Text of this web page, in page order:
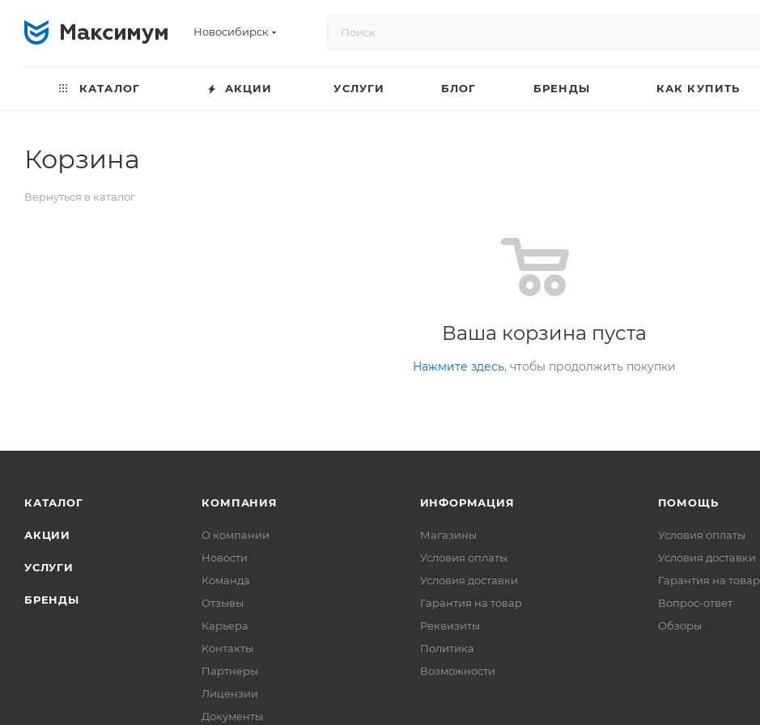
Новосибирск
КАТАЛОГ АКЦИИ УСЛУГИ БЛОГ БРЕНДЫ КАК КУПИТЬ
Корзина
Вернуться в каталог
Ваша корзина пуста
Нажмите здесь, чтобы продолжить покупки
КАТАЛОГ
АКЦИИ
УСЛУГИ
БРЕНДЫ
КОМПАНИЯ
О компании
Новости
Команда
Отзывы
Карьера
Контакты
Партнеры
Лицензии
Документы
ИНФОРМАЦИЯ
Магазины
Условия оплаты
Условия доставки
Гарантия на товар
Реквизиты
Политика
Возможности
ПОМОЩЬ
Условия оплаты
Условия доставки
Гарантия на товар
Вопрос-ответ
Обзоры